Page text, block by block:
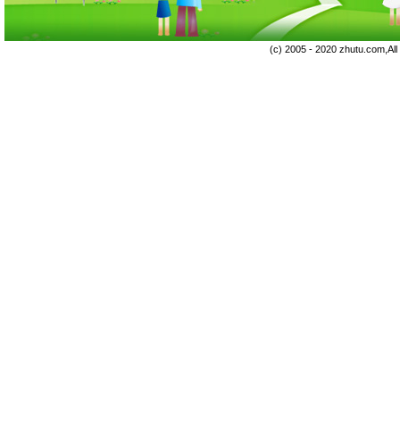
(c) 2005 - 2020